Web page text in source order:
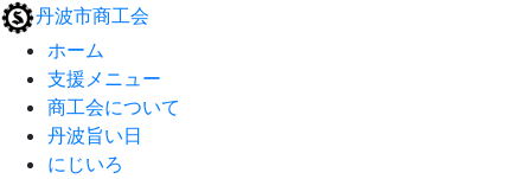
丹波市商工会
ホーム
支援メニュー
商工会について
丹波旨い日
にじいろ